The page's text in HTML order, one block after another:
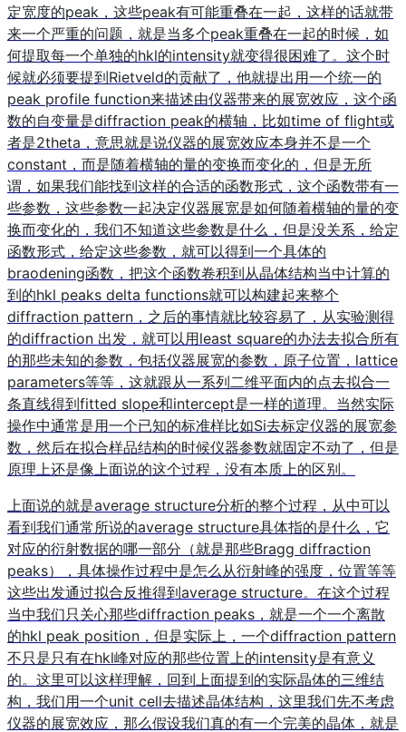
定宽度的peak，这些peak有可能重叠在一起，这样的话就带
来一个严重的问题，就是当多个peak重叠在一起的时候，如
何提取每一个单独的hkl的intensity就变得很困难了。这个时
候就必须要提到Rietveld的贡献了，他就提出用一个统一的
peak profile function来描述由仪器带来的展宽效应，这个函
数的自变量是diffraction peak的横轴，比如time of flight或
者是2theta，意思就是说仪器的展宽效应本身并不是一个
constant，而是随着横轴的量的变换而变化的，但是无所
谓，如果我们能找到这样的合适的函数形式，这个函数带有一
些参数，这些参数一起决定仪器展宽是如何随着横轴的量的变
换而变化的，我们不知道这些参数是什么，但是没关系，给定
函数形式，给定这些参数，就可以得到一个具体的
braodening函数，把这个函数卷积到从晶体结构当中计算的
到的hkl peaks delta functions就可以构建起来整个
diffraction pattern，之后的事情就比较容易了，从实验测得
的diffraction 出发，就可以用least square的办法去拟合所有
的那些未知的参数，包括仪器展宽的参数，原子位置，lattice
parameters等等，这就跟从一系列二维平面内的点去拟合一
条直线得到fitted slope和intercept是一样的道理。当然实际
操作中通常是用一个已知的标准样比如Si去标定仪器的展宽参
数，然后在拟合样品结构的时候仪器参数就固定不动了，但是
原理上还是像上面说的这个过程，没有本质上的区别。
上面说的就是average structure分析的整个过程，从中可以
看到我们通常所说的average structure具体指的是什么，它
对应的衍射数据的哪一部分（就是那些Bragg diffraction
peaks），具体操作过程中是怎么从衍射峰的强度，位置等等
这些出发通过拟合反推得到average structure。在这个过程
当中我们只关心那些diffraction peaks，就是一个一个离散
的hkl peak position，但是实际上，一个diffraction pattern
不只是只有在hkl峰对应的那些位置上的intensity是有意义
的。这里可以这样理解，回到上面提到的实际晶体的三维结
构，我们用一个unit cell去描述晶体结构，这里我们先不考虑
仪器的展宽效应，那么假设我们真的有一个完美的晶体，就是